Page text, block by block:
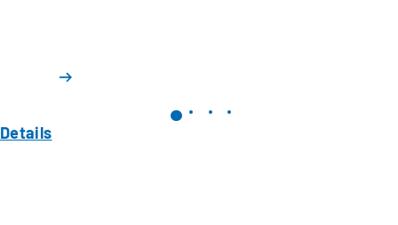
Details